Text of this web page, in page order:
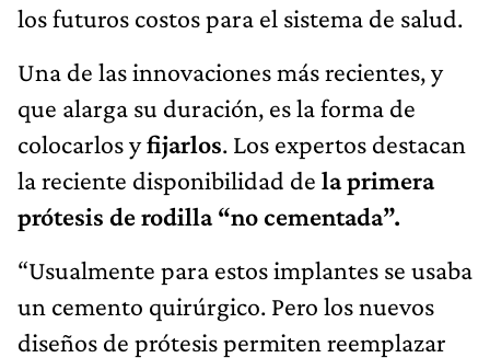
los futuros costos para el sistema de salud.
Una de las innovaciones más recientes, y
que alarga su duración, es la forma de
colocarlos yfijarlos. Los expertos destacan
la reciente disponibilidad de la primera
prótesis de rodilla “no cementada”.
“Usualmente para estos implantes se usaba
un cemento quirúrgico. Pero los nuevos
diseños de prótesis permiten reemplazar